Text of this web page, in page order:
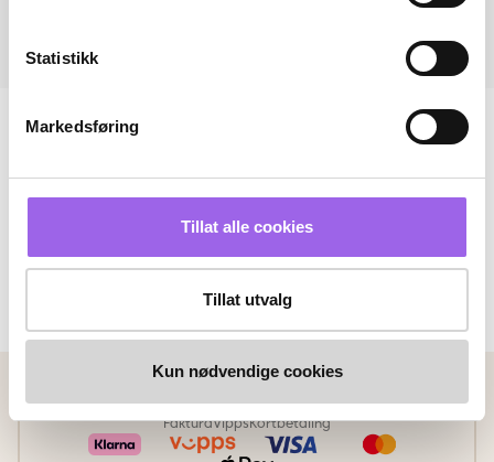
Statistikk
Markedsføring
Tillat alle cookies
Tillat utvalg
Kun nødvendige cookies
FakturaVippsKortbetaling